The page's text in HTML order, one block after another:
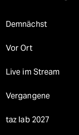
Demnächst
Vor Ort
Live im Stream
Vergangene
taz lab 2027